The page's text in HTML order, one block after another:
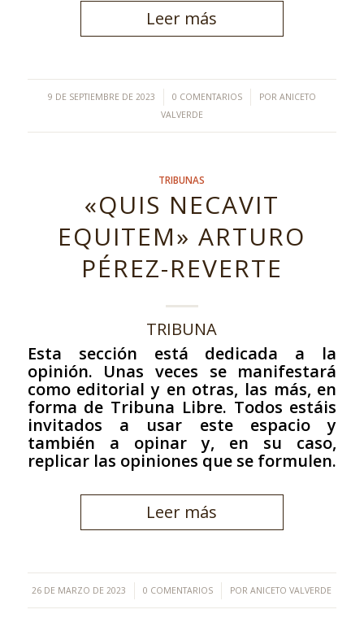
Leer más
9 DE SEPTIEMBRE DE 2023
/ 0 COMENTARIOS
/ POR ANICETO
VALVERDE
TRIBUNAS
«QUIS NECAVIT
EQUITEM» ARTURO
PÉREZ-REVERTE
TRIBUNA
Esta sección está dedicada a la
opinión. Unas veces se manifestará
como editorial y en otras, las más, en
forma de Tribuna Libre. Todos estáis
invitados a usar este espacio y
también a opinar y, en su caso,
replicar las opiniones que se formulen.
Leer más
26 DE MARZO DE 2023
/ 0 COMENTARIOS
/ PORANICETO VALVERDE